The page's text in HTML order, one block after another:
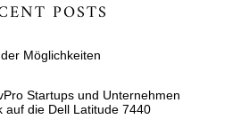
POSTS
Möglichkeiten
Startups und Unternehmen
auf die Dell Latitude 7440